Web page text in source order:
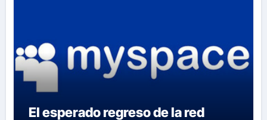
El esperado regreso de la red